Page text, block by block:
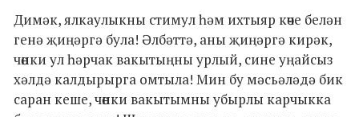
Димәк, ялкаулыкны стимул һәм ихтыяр көче белән
генә җиңәргә була! Әлбәттә, аны җиңәргә кирәк,
чөнки ул һәрчак вакытыңны урлый, сине уңайсыз
хәлдә калдырырга омтыла! Мин бу мәсьәләдә бик
саран кеше, чөнки вакытымны убырлы карчыкка